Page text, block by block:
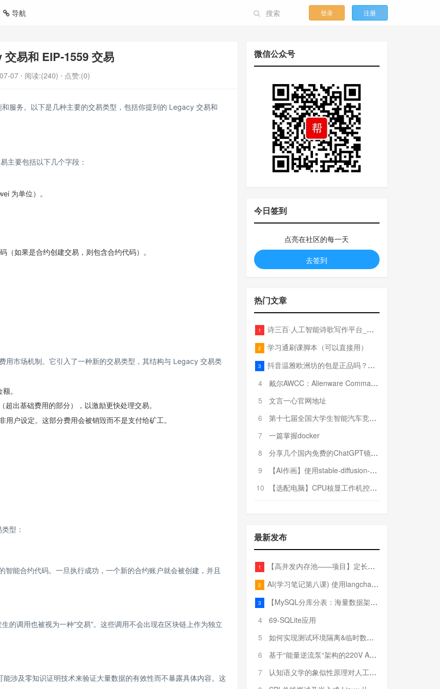
导航 登录 注册
易和 EIP-1559 交易
07 ⋅ 阅读:(240) ⋅ 点赞:(0)
服务。以下是几种主要的交易类型，包括你提到的 Legacy 交易和
主要包括以下几个字段：
为单位）。
（如果是合约创建交易，则包含合约代码）。
用市场机制。它引入了一种新的交易类型，其结构与 Legacy 交易类
。
超出基础费用的部分），以激励更快处理交易。
户设定。这部分费用会被销毁而不是支付给矿工。
型：
智能合约代码。一旦执行成功，一个新的合约账户就会被创建，并且
的调用也被视为一种“交易”。这些调用不会出现在区块链上作为独立
涉及零知识证明技术来验证大量数据的有效性而不暴露具体内容。这
微信公众号
今日签到
点亮在社区的每一天
去签到
热门文章
1 诗三百·人工智能诗歌写作平台_在线作诗机_藏头诗生成器_电脑对联_姓名作诗
2 学习通刷课脚本（可以直接用）
3
抖音温雅欧洲坊的包是正品吗？温雅卖的包为啥那么便宜？
4
戴尔AWCC：Alienware Command Center 故障排除方法，里面附有超全详解呦，快来快来，欢迎观看~
5
文言一心官网地址
6
第十七届全国大学生智能汽车竞赛全国总决赛参赛队伍奖项公告
7
一篇掌握docker
8
分享几个国内免费的ChatGPT镜像网址(亲测有效-4月25日更新)
9
【AI作画】使用stable-diffusion-webui搭建AI作画平台
10
【选配电脑】CPU核显工作机控制预算5000
最新发布
1 【高并发内存池——项目】定长内存池——开胃小菜
2 AI(学习笔记第八课) 使用langchain的embedding models
3
【MySQL分库分表：海量数据架构的终极解决方案】
4
69-SQLite应用
5
如何实现测试环境隔离&临时数据库（pytest+SQLite）
6
基于“能量逆流泵“架构的220V AC至20V DC 300W高效电源设计
7
认知语义学的象似性原理对人工智能自然语言处理深层语义分析的影响与启示